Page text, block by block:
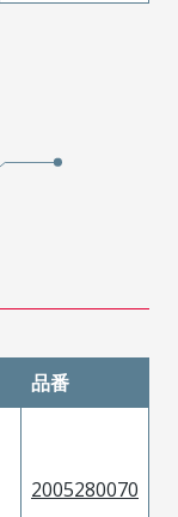
品番
2005280070